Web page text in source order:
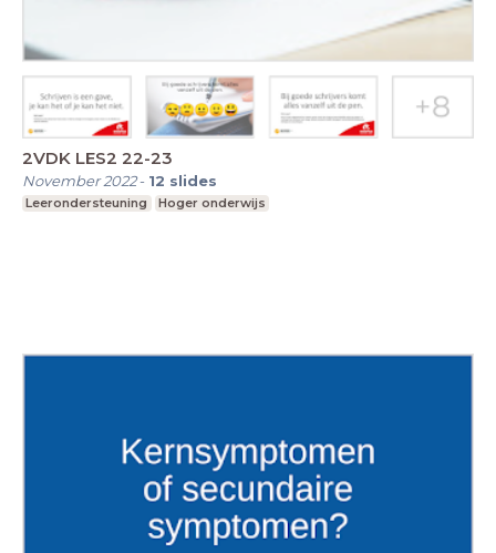
2VDK LES2 22-23
November 2022- 12 slides
Leerondersteuning Hoger onderwijs